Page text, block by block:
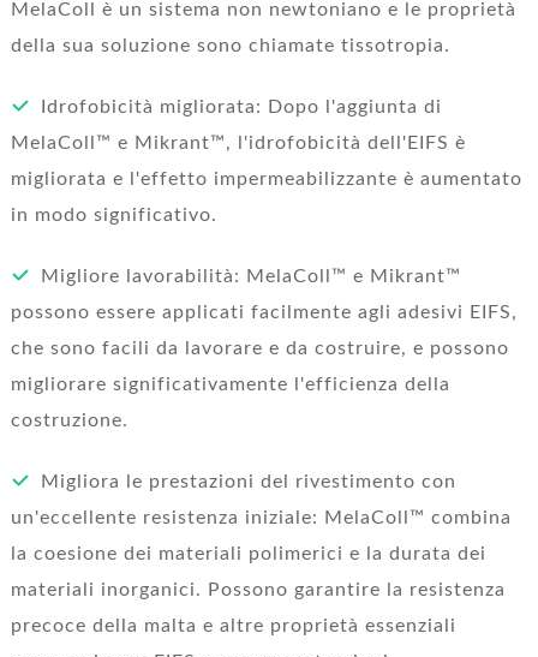
MelaColl è un sistema non newtoniano e le proprietà
della sua soluzione sono chiamate tissotropia.
Idrofobicità migliorata: Dopo l'aggiunta di
MelaColl™ e Mikrant™, l'idrofobicità dell'EIFS è
migliorata e l'effetto impermeabilizzante è aumentato
in modo significativo.
Migliore lavorabilità: MelaColl™ e Mikrant™
possono essere applicati facilmente agli adesivi EIFS,
che sono facili da lavorare e da costruire, e possono
migliorare significativamente l'efficienza della
costruzione.
Migliora le prestazioni del rivestimento con
un'eccellente resistenza iniziale: MelaColl™ combina
la coesione dei materiali polimerici e la durata dei
materiali inorganici. Possono garantire la resistenza
precoce della malta e altre proprietà essenziali